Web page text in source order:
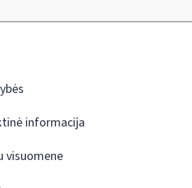
informacija
visuomene